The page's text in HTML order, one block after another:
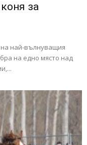
за
най-вълнуващия
на едно място над